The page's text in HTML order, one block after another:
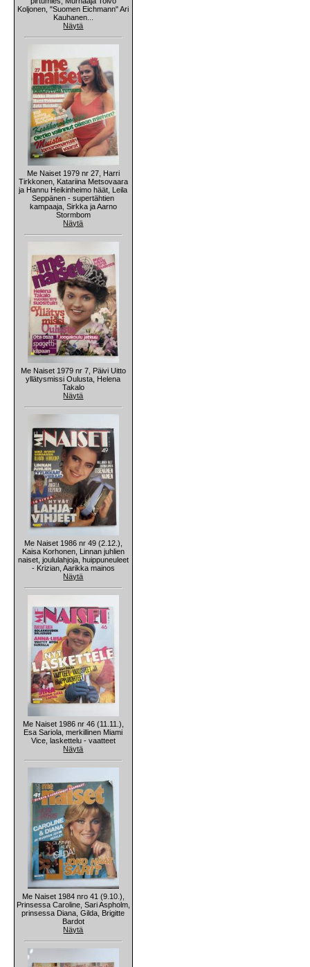
Koljonen, "Suomen Eichmann" Ari
Kauhanen...
Näytä
Me Naiset 1979 nr 27, Harri
Tirkkonen, Katariina Metsovaara
ja Hannu Heikinheimo häät, Leila
Seppänen - supertähtien
kampaaja, Sirkka ja Aarno
Stormbom
Näytä
Me Naiset 1979 nr 7, Päivi Uitto
yllätysmissi Oulusta, Helena
Takalo
Näytä
Me Naiset 1986 nr 49 (2.12.),
Kaisa Korhonen, Linnan juhlien
naiset, joululahjoja, huippuneuleet
- Krizian, Aarikka mainos
Näytä
Me Naiset 1986 nr 46 (11.11.),
Esa Sariola, merkillinen Miami
Vice, laskettelu - vaatteet
Näytä
Me Naiset 1984 nro 41 (9.10.),
Prinsessa Caroline, Sari Aspholm,
prinsessa Diana, Gilda, Brigitte
Bardot
Näytä